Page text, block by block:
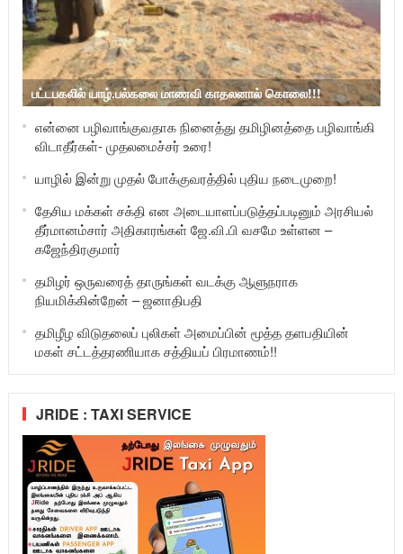
பட்டபகலில் யாழ்.பல்கலை மாணவி காதலனால் கொலை!!!
என்னை பழிவாங்குவதாக நினைத்து தமிழினத்தை பழிவாங்கி
விடாதீர்கள்- முதலமைச்சர் உரை!
யாழில் இன்று முதல் போக்குவரத்தில் புதிய நடைமுறை!
தேசிய மக்கள் சக்தி என அடையாளப்படுத்தப்படினும் அரசியல்
தீர்மானம்சார் அதிகாரங்கள் ஜே.வி.பி வசமே உள்ளன –
கஜேந்திரகுமார்
தமிழர் ஒருவரைத் தாருங்கள் வடக்கு ஆளுநராக
நியமிக்கின்றேன் – ஜனாதிபதி
தமிழீழ விடுதலைப் புலிகள் அமைப்பின் மூத்த தளபதியின்
மகள் சட்டத்தரணியாக சத்தியப் பிரமாணம்!!
JRIDE : TAXI SERVICE